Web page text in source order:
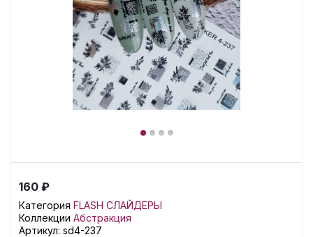
160 ₽
Категория FLASH СЛАЙДЕРЫ
Коллекции Абстракция
Артикул: sd4-237